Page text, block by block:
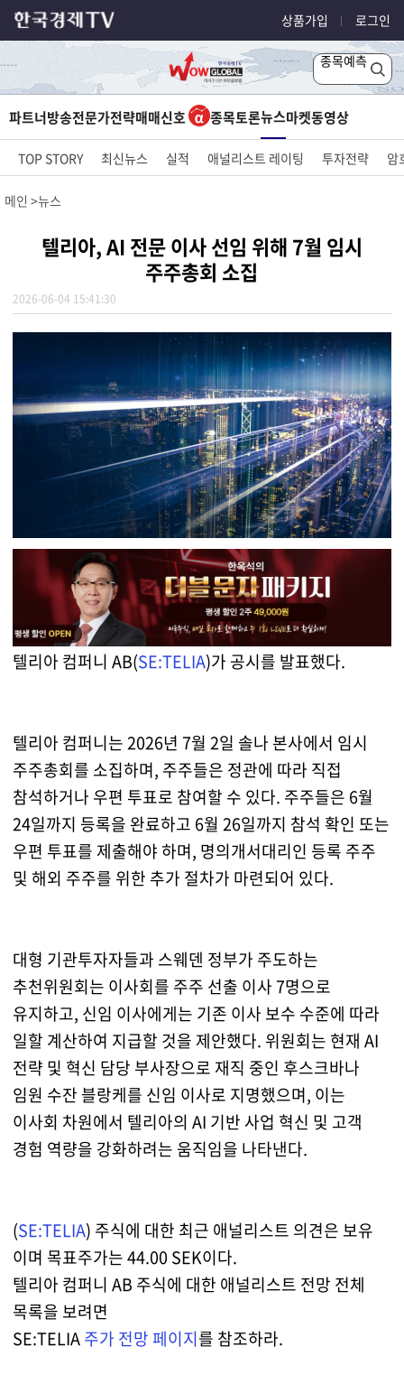
상품가입 로그인
종목예측
파트너방송전문가전략매매신호 종목토론뉴스마켓동영상
TOP STORY 최신뉴스 실적 애널리스트 레이팅 투자전략 암
메인 뉴스
텔리아, AI 전문 이사 선임 위해 7월 임시
주주총회 소집
2026-06-04 15:41:30
텔리아 컴퍼니 AB(SE:TELIA)가 공시를 발표했다.
텔리아 컴퍼니는 2026년 7월 2일 솔나 본사에서 임시
주주총회를 소집하며, 주주들은 정관에 따라 직접
참석하거나 우편 투표로 참여할 수 있다. 주주들은 6월
24일까지 등록을 완료하고 6월 26일까지 참석 확인 또는
우편 투표를 제출해야 하며, 명의개서대리인 등록 주주
및 해외 주주를 위한 추가 절차가 마련되어 있다.
대형 기관투자자들과 스웨덴 정부가 주도하는
추천위원회는 이사회를 주주 선출 이사 7명으로
유지하고, 신임 이사에게는 기존 이사 보수 수준에 따라
일할 계산하여 지급할 것을 제안했다. 위원회는 현재 AI
전략 및 혁신 담당 부사장으로 재직 중인 후스크바나
임원 수잔 블랑케를 신임 이사로 지명했으며, 이는
이사회 차원에서 텔리아의 AI 기반 사업 혁신 및 고객
경험 역량을 강화하려는 움직임을 나타낸다.
(SE:TELIA) 주식에 대한 최근 애널리스트 의견은 보유
이며 목표주가는 44.00 SEK이다.
텔리아 컴퍼니 AB 주식에 대한 애널리스트 전망 전체
목록을 보려면
SE:TELIA주가 전망 페이지를 참조하라.